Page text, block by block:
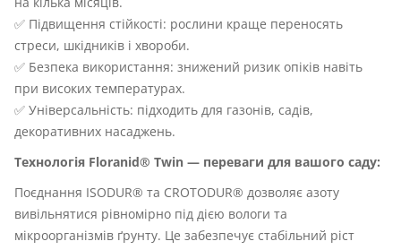
✅ Підвищення стійкості: рослини краще переносять
стреси, шкідників і хвороби.
✅ Безпека використання: знижений ризик опіків навіть
при високих температурах.
✅ Універсальність: підходить для газонів, садів,
декоративних насаджень.
Технологія Floranid® Twin — переваги для вашого саду:
Поєднання ISODUR® та CROTODUR® дозволяє азоту
вивільнятися рівномірно під дією вологи та
мікроорганізмів ґрунту. Це забезпечує стабільний ріст